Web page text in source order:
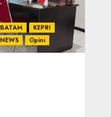
BATAM
KEPRI
NEWS
Opini